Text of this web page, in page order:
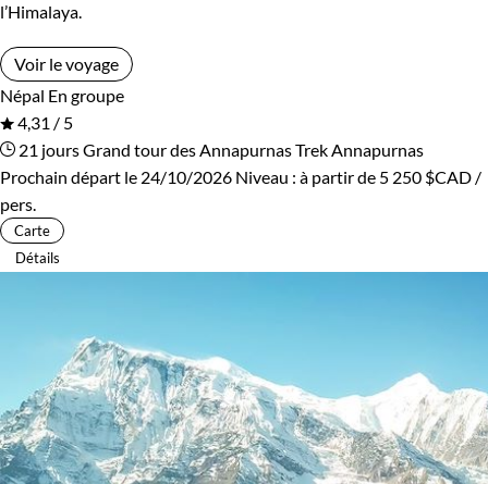
l’Himalaya.
Voir le voyage
Népal En groupe
4,31 / 5
21 joursGrand tour des AnnapurnasTrek Annapurnas
Prochain départ le 24/10/2026 Niveau : à partir de 5 250 $CAD /
pers.
Carte
Détails